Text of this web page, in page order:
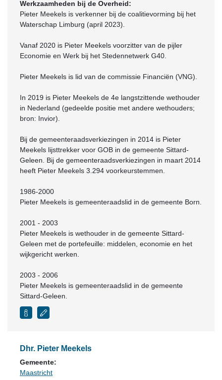
Werkzaamheden bij de Overheid:
Pieter Meekels is verkenner bij de coalitievorming bij het
Waterschap Limburg (april 2023).
Vanaf 2020 is Pieter Meekels voorzitter van de pijler
Economie en Werk bij het Stedennetwerk G40.
Pieter Meekels is lid van de commissie Financiën (VNG).
In 2019 is Pieter Meekels de 4e langstzittende wethouder
in Nederland (gedeelde positie met andere wethouders;
bron: Invior).
Bij de gemeenteraadsverkiezingen in 2014 is Pieter
Meekels lijsttrekker voor GOB in de gemeente Sittard-
Geleen. Bij de gemeenteraadsverkiezingen in maart 2014
heeft Pieter Meekels 3.294 voorkeurstemmen.
1986-2000
Pieter Meekels is gemeenteraadslid in de gemeente Born.
2001 - 2003
Pieter Meekels is wethouder in de gemeente Sittard-
Geleen met de portefeuille: middelen, economie en het
wijkgericht werken.
2003 - 2006
Pieter Meekels is gemeenteraadslid in de gemeente
Sittard-Geleen.
Dhr. Pieter Meekels
Gemeente:
Maastricht